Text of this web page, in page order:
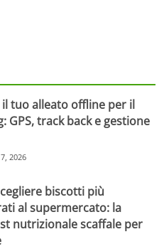
il tuo alleato offline per il
GPS, track back e gestione
2026
biscotti più
al supermercato: la
nutrizionale scaffale per